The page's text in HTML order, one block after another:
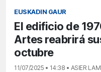
EUSKADIN GAUR
El edificio de
Artes reabrirá
octubre
11/07/2025 • 14:38 • ASIER